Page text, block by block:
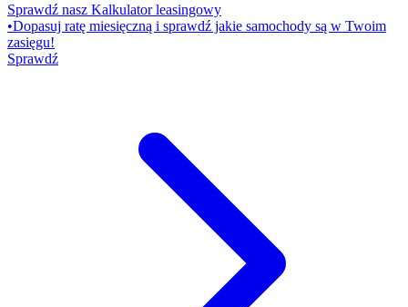
Sprawdź nasz Kalkulator leasingowy
•Dopasuj ratę miesięczną i sprawdź jakie samochody są w Twoim
zasięgu!
Sprawdź